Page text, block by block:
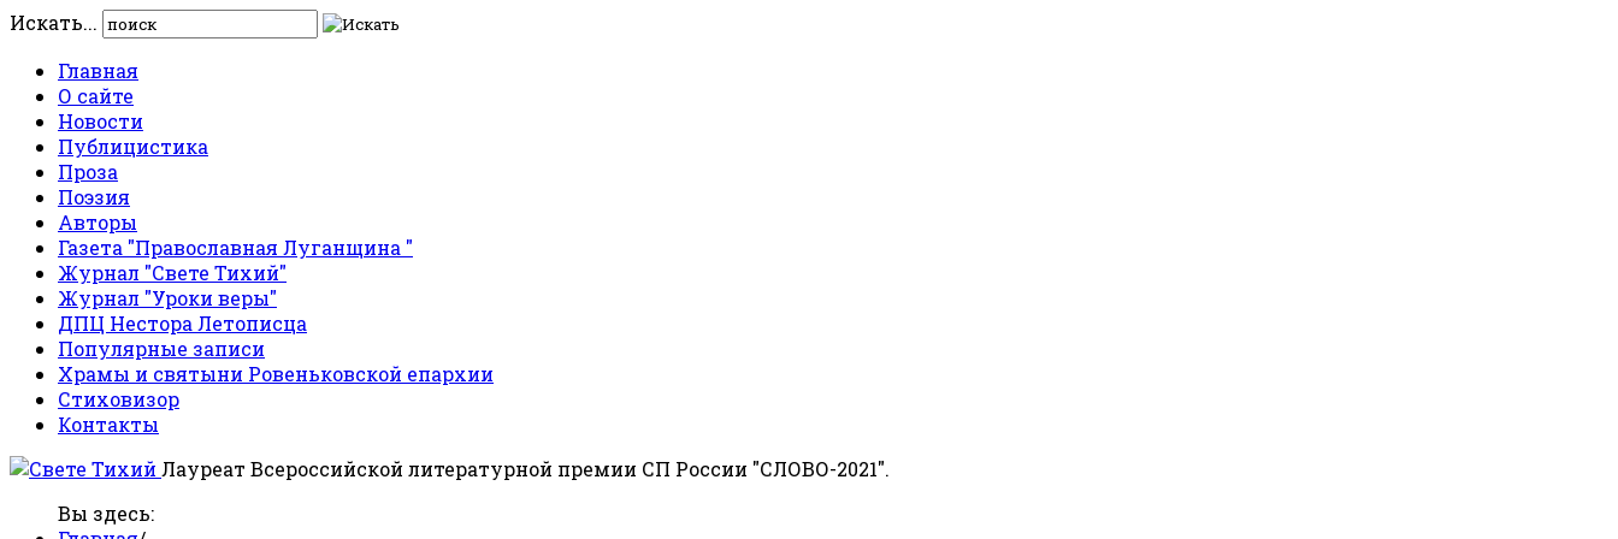
Искать...
Главная
О сайте
Новости
Публицистика
Проза
Поэзия
Авторы
Газета "Православная Луганщина "
Журнал "Свете Тихий"
Журнал "Уроки веры"
ДПЦ Нестора Летописца
Популярные записи
Храмы и святыни Ровеньковской епархии
Стиховизор
Контакты
Лауреат Всероссийской литературной премии СП России "СЛОВО-2021".
Вы здесь: